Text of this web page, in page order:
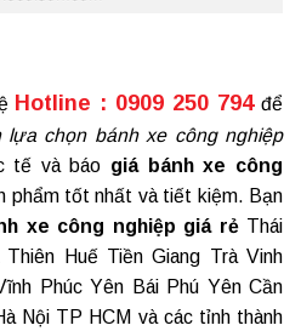
Hotline : 0909 250 794để
lựa chọn bánh xe công nghiệp
tế và báo giábánh xe công
phẩm tốt nhất và tiết kiệm. Bạn
xe công nghiệp giá rẻ Thái
Huế Tiền Giang Trà Vinh
Phúc Yên Bái Phú Yên Cần
Nội TP HCM và các tỉnh thành